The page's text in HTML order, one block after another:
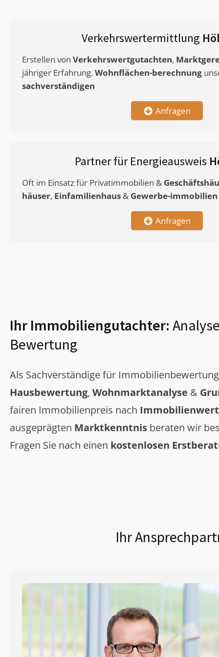
Verkehrswertermittlung
Erstellen von Verkehrswertgutachten,
jähriger Erfahrung. Wohnflächen-berechnung
sachverständigen
Anfragen
Partner für Energieausweis
Oft im Einsatz für Privatimmobilien &
häuser, Einfamilienhaus & Gewerbe-immobilien
Anfragen
Ihr Immobiliengutachter:
Bewertung
Als Sachverständige für
Hausbewertung, Wohnmarktanalyse &
fairen Immobilienpreis nach
ausgeprägten Marktkenntnis beraten wir
Fragen Sie nach einen kostenlosen
Ihr